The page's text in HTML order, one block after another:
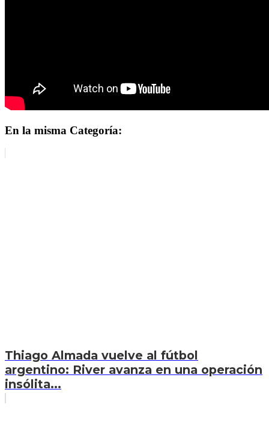
En la misma Categoría:
Thiago Almada vuelve al fútbol
argentino: River avanza en una operación
insólita...